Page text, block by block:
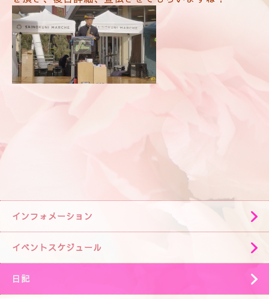
インフォメーション
イベントスケジュール
日記